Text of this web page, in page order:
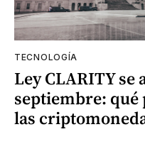
TECNOLOGÍA
Ley CLARITY se
septiembre: qué
las